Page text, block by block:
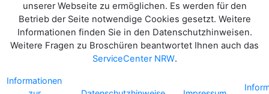
unserer Webseite zu ermöglichen. Es werden für den
Betrieb der Seite notwendige Cookies gesetzt. Weitere
Informationen finden Sie in den Datenschutzhinweisen.
Weitere Fragen zu Broschüren beantwortet Ihnen auch das
ServiceCenter NRW.
Informationen